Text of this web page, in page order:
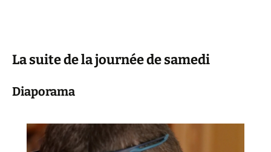
La suite de la journée de samedi
Diaporama